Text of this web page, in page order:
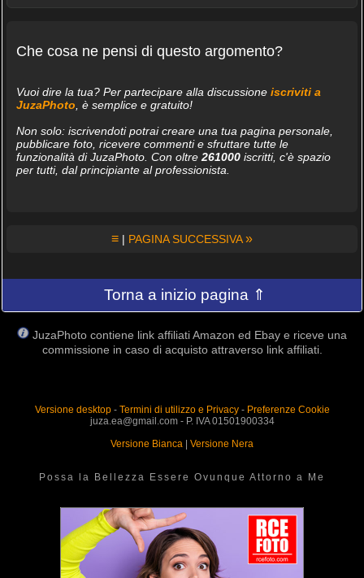
Che cosa ne pensi di questo argomento?
Vuoi dire la tua? Per partecipare alla discussione iscriviti a
JuzaPhoto , è semplice e gratuito!
Non solo: iscrivendoti potrai creare una tua pagina personale,
pubblicare foto, ricevere commenti e sfruttare tutte le
funzionalità di JuzaPhoto. Con oltre 261000iscritti, c'è spazio
per tutti, dal principiante al professionista.
≡ | PAGINA SUCCESSIVA»
Torna a inizio pagina ⇑
JuzaPhoto contiene link affiliati Amazon ed Ebay e riceve una
commissione in caso di acquisto attraverso link affiliati.
Versione desktop- Termini di utilizzo e Privacy- Preferenze Cookie
juza.ea@gmail.com - P. IVA 01501900334
Versione Bianca | Versione Nera
Possa la Bellezza Essere Ovunque Attorno a Me